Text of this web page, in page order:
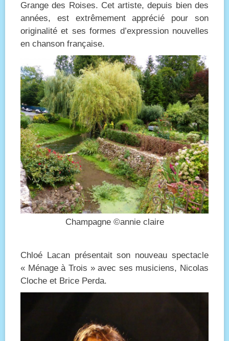
Grange des Roises. Cet artiste, depuis bien des
années, est extrêmement apprécié pour son
originalité et ses formes d’expression nouvelles
en chanson française.
Champagne ©annie claire
Chloé Lacan présentait son nouveau spectacle
« Ménage à Trois » avec ses musiciens, Nicolas
Cloche et Brice Perda.